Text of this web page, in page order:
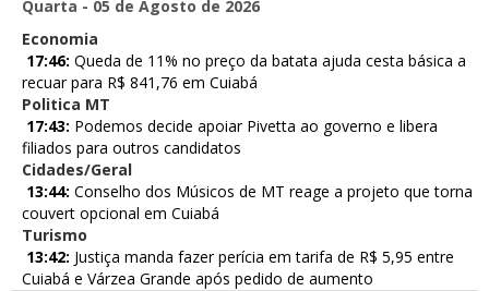
Quarta - 05 de Agosto de 2026
Economia
17:46: Queda de 11% no preço da batata ajuda cesta básica a
recuar para R$ 841,76 em Cuiabá
Politica MT
17:43: Podemos decide apoiar Pivetta ao governo e libera
filiados para outros candidatos
Cidades/Geral
13:44: Conselho dos Músicos de MT reage a projeto que torna
couvert opcional em Cuiabá
Turismo
13:42: Justiça manda fazer perícia em tarifa de R$ 5,95 entre
Cuiabá e Várzea Grande após pedido de aumento